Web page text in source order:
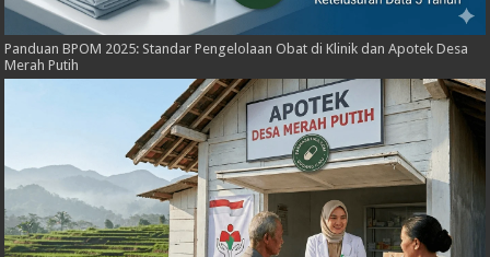
Panduan BPOM 2025: Standar Pengelolaan Obat di Klinik dan Apotek Desa
Merah Putih